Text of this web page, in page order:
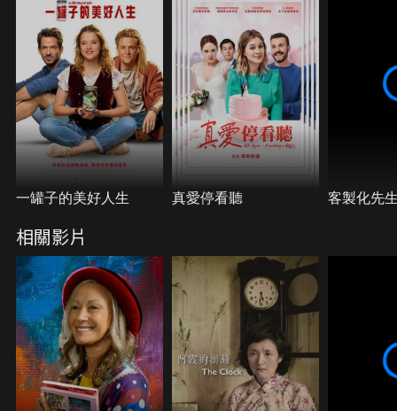
一罐子的美好人生 真愛停看聽 客製化先
相關影片